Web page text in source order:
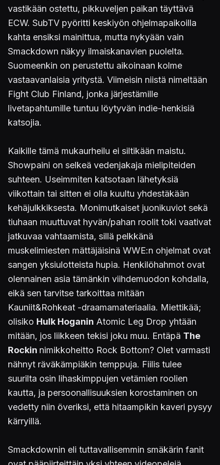
vastikään ostettu, pikkuveljen paikan täyttävä
ECW. SubTV pyöritti keskiyön ohjelmapaikoilla
kahta ensiksi mainittua, mutta nykyään vain
Smackdown näkyy ilmaiskanavien puolelta.
Suomeenkin on perustettu aikoinaan kolme
vastaavanlaisia yritystä. Viimeisin niistä nimeltään
Fight Club Finland, jonka järjestämille
livetapahtumille tuntuu löytyvän indie-henkisiä
katsojia.
Kaikille tämä mukaurheilu ei siltikään maistu.
Showpaini on selkeä vedenjakaja mielipiteiden
suhteen. Useimmiten katsotaan lähetyksiä
viikottain tai sitten ei olla kuultu yhdestäkään
kehäjulkkiksesta. Monimutkaiset juonikuviot sekä
tiuhaan muuttuvat hyvän/pahan roolit toki vaativat
jatkuvaa vahtaamista, sillä pelkkänä
muskelimiesten mättäjäisinä WWE:n ohjelmat ovat
sangen yksiulotteista hupia. Henkilöhahmot ovat
olennainen asia tämänkin viihdemuodon kohdalla,
eikä sen tarvitse tarkoittaa mitään
Kauniit&Rohkeat -draamamateriaalia. Miettikää;
olisiko Hulk Hoganin Atomic Leg Drop yhtään
mitään, jos liikkeen tekisi joku muu. Entäpä The
Rockin nimikkoheitto Rock Bottom? Olet varmasti
nähnyt räväkämpiäkin temppuja. Fiilis tulee
suurilta osin lihaskimppujen vetämien roolien
kautta, ja persoonallisuuksien korostaminen on
vedetty niin överiksi, että hitaampikin kaveri pysyy
kärryillä.
Smackdownin eli tuttavallisemmin smäkärin fanit